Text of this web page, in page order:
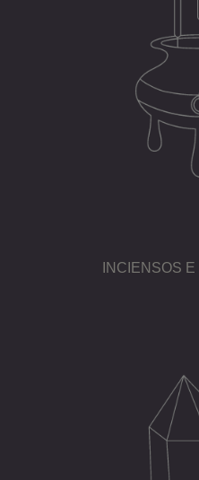
INCIENSOS